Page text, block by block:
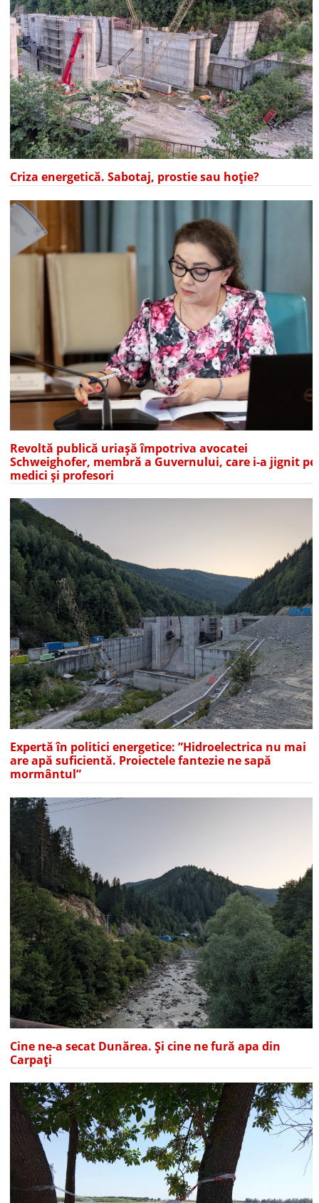
Criza energetică. Sabotaj, prostie sau hoție?
Revoltă publică uriașă împotriva avocatei
Schweighofer, membră a Guvernului, care i-a jignit pe
medici și profesori
Expertă în politici energetice: ”Hidroelectrica nu mai
are apă suficientă. Proiectele fantezie ne sapă
mormântul”
Cine ne-a secat Dunărea. Și cine ne fură apa din
Carpați